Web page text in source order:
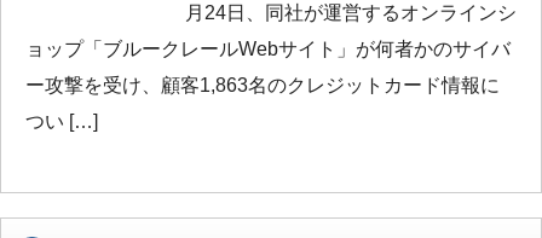
月24日、同社が運営するオンラインシ
ョップ「ブルークレールWebサイト」が何者かのサイバ
ー攻撃を受け、顧客1,863名のクレジットカード情報に
つい […]